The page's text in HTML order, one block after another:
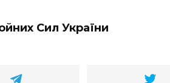
Сил України